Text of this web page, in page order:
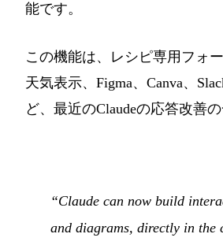
能です。
この機能は、レシピ専用フォ
天気表示、Figma、Canva、
ど、最近のClaudeの応答改善の
“Claude can now build
and diagrams, directly in the